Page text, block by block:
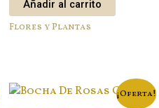
Añadir al carrito
Flores y Plantas
¡Oferta!